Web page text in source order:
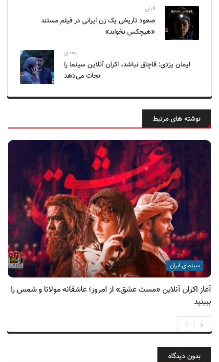
قبلی
صعود تاریخی یک زن ایرانی در فیلم مستند
«هیچکس نخوابد»
بعدی
ایمان یزدی: قاچاق نباشد، اکران آنلاین سینما را
نجات می‌دهد
نوشته های مرتبط
سینمای ایران
آغاز اکران آنلاین «مست عشق» از امروز؛ عاشقانه مولانا و شمس را
ببینید
بدون دیدگاه